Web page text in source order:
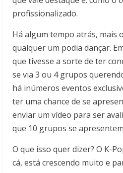
profissionalizado.
Há algum tempo atrás, mais
qualquer um podia dançar.
que tivesse a sorte de ter
se via 3 ou 4 grupos
há inúmeros eventos
ter uma chance de se
enviar um vídeo para ser
que 10 grupos se
O que isso quer dizer? O K-
cá, está crescendo muito e